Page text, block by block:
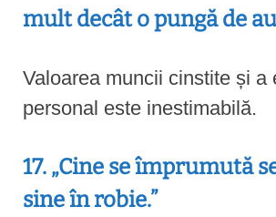
mult decât o pungă de
Valoarea muncii cinstite și a
personal este inestimabilă.
17. „Cine se împrumută
sine în robie.”